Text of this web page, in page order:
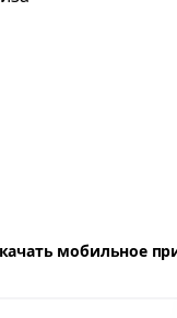
мобильное